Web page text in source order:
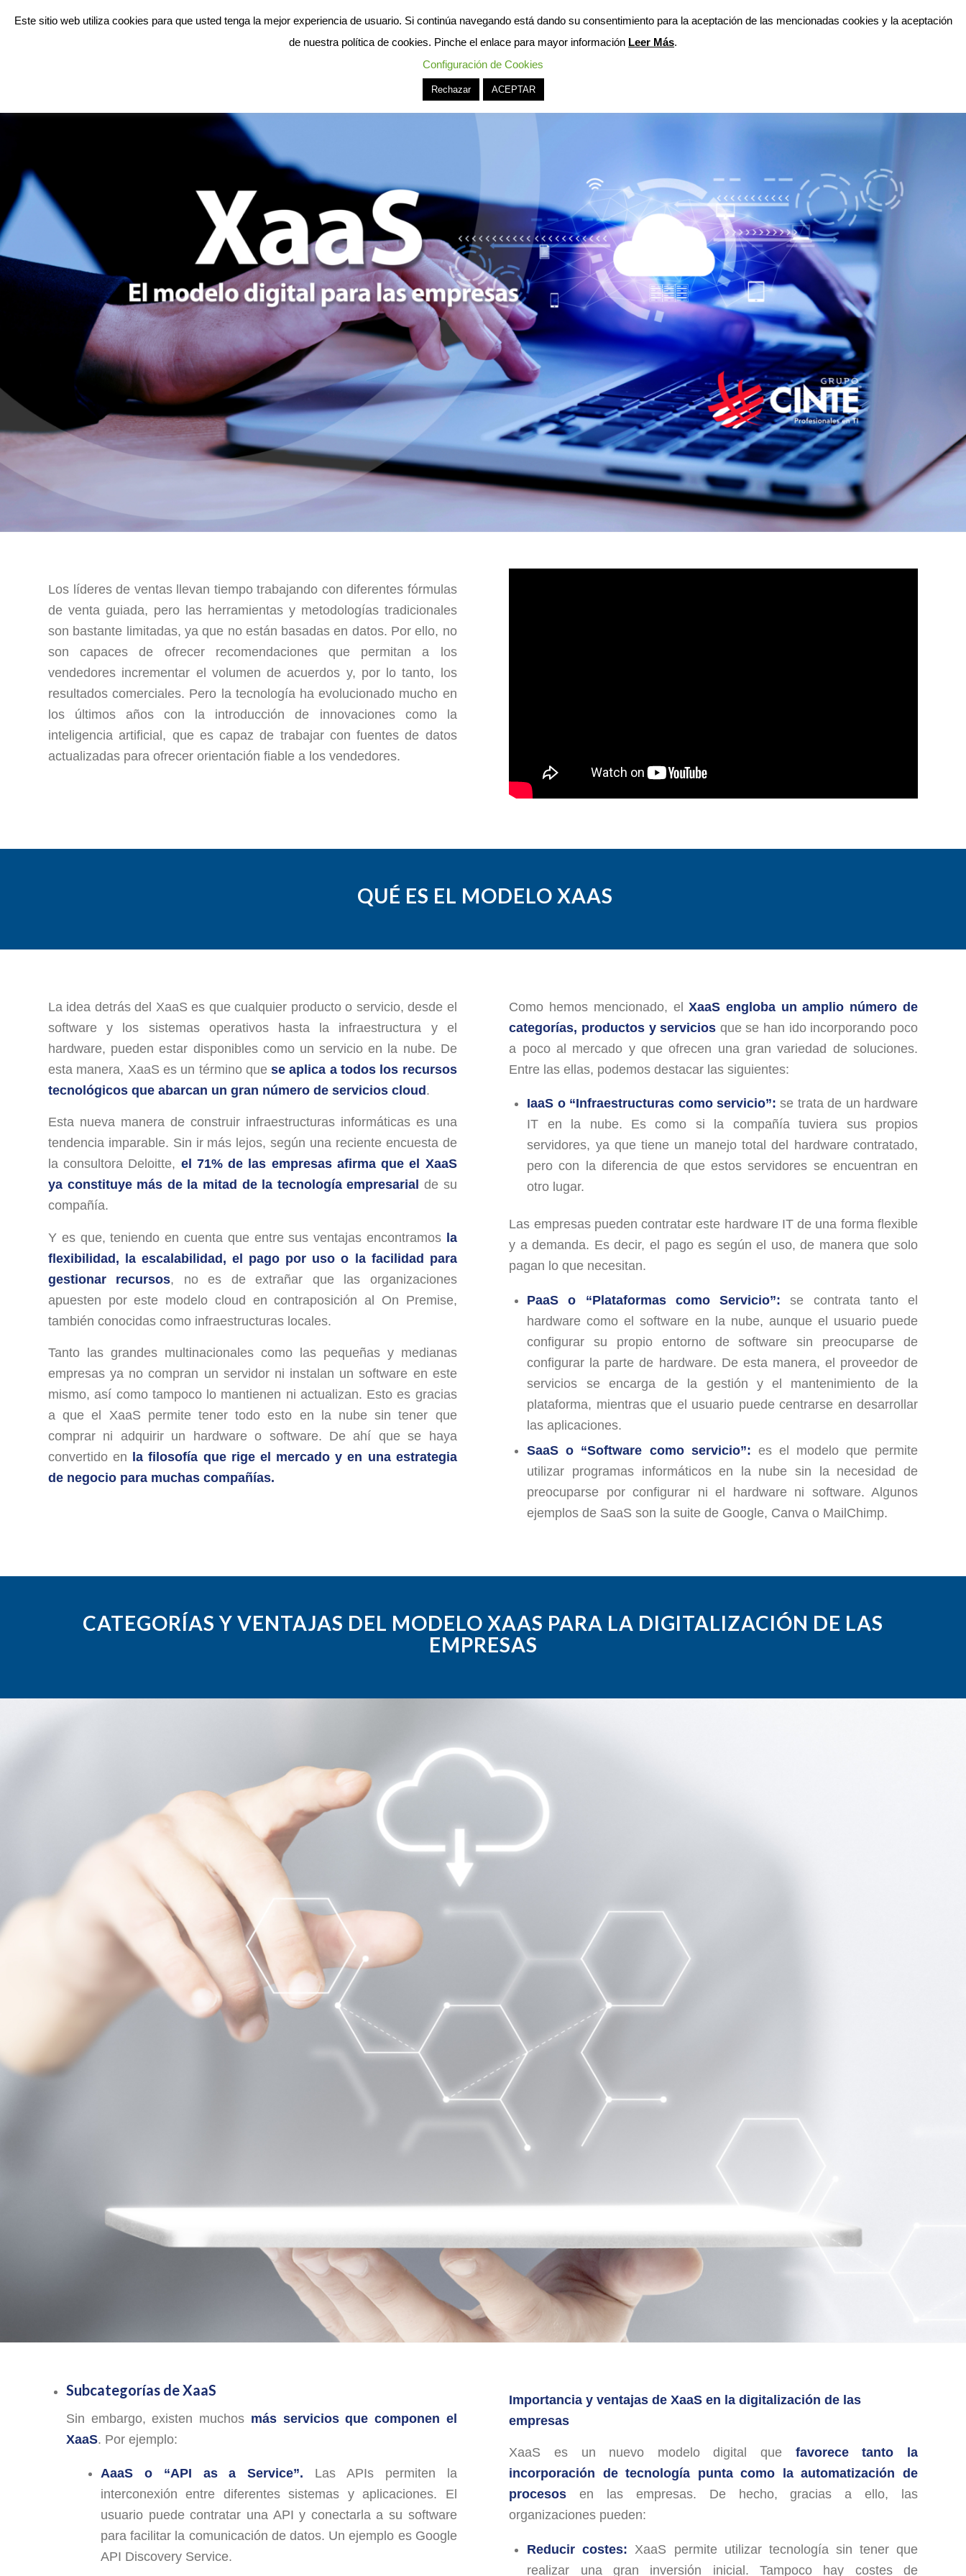
Sobre nosotros Servicios Cobertura Vacantes Deja tu HV Blog Privacidad Contáctenos
Los líderes de ventas llevan tiempo trabajando con diferentes fórmulas
de venta guiada, pero las herramientas y metodologías tradicionales
son bastante limitadas, ya que no están basadas en datos. Por ello, no
son capaces de ofrecer recomendaciones que permitan a los
vendedores incrementar el volumen de acuerdos y, por lo tanto, los
resultados comerciales. Pero la tecnología ha evolucionado mucho en
los últimos años con la introducción de innovaciones como la
inteligencia artificial, que es capaz de trabajar con fuentes de datos
actualizadas para ofrecer orientación fiable a los vendedores.
QUÉ ES EL MODELO XAAS
La idea detrás del XaaS es que cualquier producto o servicio, desde el
software y los sistemas operativos hasta la infraestructura y el
hardware, pueden estar disponibles como un servicio en la nube. De
esta manera, XaaS es un término quese aplica a todos los recursos
tecnológicos que abarcan un gran número de servicios cloud .
Esta nueva manera de construir infraestructuras informáticas es una
tendencia imparable. Sin ir más lejos, según una reciente encuesta de
la consultora Deloitte, el 71% de las empresas afirma que el XaaS
ya constituye más de la mitad de la tecnología empresarial de su
compañía.
Y es que, teniendo en cuenta que entre sus ventajas encontramos la
flexibilidad, la escalabilidad, el pago por uso o la facilidad para
gestionar recursos, no es de extrañar que las organizaciones
apuesten por este modelo cloud en contraposición al On Premise,
también conocidas como infraestructuras locales.
Tanto las grandes multinacionales como las pequeñas y medianas
empresas ya no compran un servidor ni instalan un software en este
mismo, así como tampoco lo mantienen ni actualizan. Esto es gracias
a que el XaaS permite tener todo esto en la nube sin tener que
comprar ni adquirir un hardware o software. De ahí que se haya
convertido en
la filosofía que rige el mercado y en una estrategia
de negocio para muchas compañías.
Como hemos mencionado, elXaaS engloba un amplio número de
categorías, productos y servicios que se han ido incorporando poco
a poco al mercado y que ofrecen una gran variedad de soluciones.
Entre las ellas, podemos destacar las siguientes:
IaaS o “Infraestructuras como servicio”: se trata de un hardware
IT en la nube. Es como si la compañía tuviera sus propios
servidores, ya que tiene un manejo total del hardware contratado,
pero con la diferencia de que estos servidores se encuentran en
otro lugar.
Las empresas pueden contratar este hardware IT de una forma flexible
y a demanda. Es decir, el pago es según el uso, de manera que solo
pagan lo que necesitan.
PaaS o “Plataformas como Servicio”: se contrata tanto el
hardware como el software en la nube, aunque el usuario puede
configurar su propio entorno de software sin preocuparse de
configurar la parte de hardware. De esta manera, el proveedor de
servicios se encarga de la gestión y el mantenimiento de la
plataforma, mientras que el usuario puede centrarse en desarrollar
las aplicaciones.
SaaS o “Software como servicio”: es el modelo que permite
utilizar programas informáticos en la nube sin la necesidad de
preocuparse por configurar ni el hardware ni software. Algunos
ejemplos de SaaS son la suite de Google, Canva o MailChimp.
CATEGORÍAS Y VENTAJAS DEL MODELO XAAS PARA LA DIGITALIZACIÓN DE LAS
EMPRESAS
Subcategorías de XaaS
Sin embargo, existen muchos más servicios que componen el
XaaS. Por ejemplo:
AaaS o “API as a Service”. Las APIs permiten la
interconexión entre diferentes sistemas y aplicaciones. El
usuario puede contratar una API y conectarla a su software
para facilitar la comunicación de datos. Un ejemplo es Google
API Discovery Service.
Importancia y ventajas de XaaS en la digitalización de las
empresas
XaaS es un nuevo modelo digital que favorece tanto la
incorporación detecnología puntacomo laautomatización de
procesos en las empresas. De hecho, gracias a ello, las
organizaciones pueden:
Reducir costes: XaaS permite utilizar tecnología sin tener que
realizar una gran inversión inicial. Tampoco hay costes de
Este sitio web utiliza cookies para que usted tenga la mejor experiencia de usuario. Si continúa navegando está dando su consentimiento para la aceptación de las mencionadas cookies y la aceptación
de nuestra política de cookies. Pinche el enlace para mayor información Leer Más.
Configuración de Cookies
Rechazar ACEPTAR